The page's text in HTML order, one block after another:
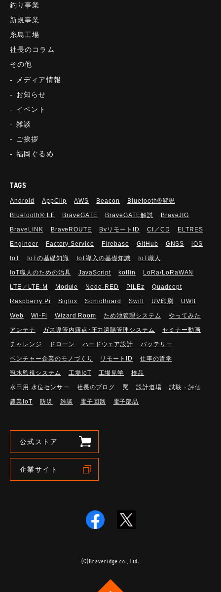
釣り事業
新規事業
糸島工場
社長のコラム
その他
メディア情報
お知らせ
イベント
雑談
ご挨拶
福岡ぐるめ
TAGS
Android AppClip AWS Beacon Bluetooth®解説
Bluetooth®︎ LE BraveGATE BraveGATE解説 BraveJIG
BraveLINK BraveROUTE BvリモートID CI／CD ELTRES
Engineer Factory Service Firebase GitHub GNSS iOS
IoT IoTの基礎知識 IoT導入の基礎知識 IoT職人
IoT職人のための治具 JavaScript kotlin LoRa/LoRaWAN
LTE／LTE-M Module Node-RED PILEz Quadcept
Raspberry Pi Sigfox SonicBoard Swift UV印刷 UWB
Web Wi-Fi Wizard Room ため池管理システム やってみた
アンテナ ガス導管内露点･圧力遠隔管理システム セミナー動画
チャレンジ ドローン ハードウェア設計 バッテリー
ベンチャー企業のモノづくり リモートID 仕事の哲学
冠水監視システム 工場IoT 工場見学 検品
水田用 水位センサー 社長のブログ 罠 設計道場 試験・評価
農業IoT 防災 雑談 電子回路 電子部品
公式ストア
企業サイト
(C)Braveridge co., ltd.